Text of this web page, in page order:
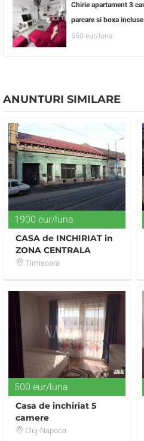
Chirie apartament 3
parcare si boxa incluse
550 eur/luna
ANUNTURI SIMILARE
1900 eur/luna
CASA de INCHIRIAT in
ZONA CENTRALA
Timisoara
500 eur/luna
Casa de inchiriat 5
camere
Cluj-Napoca